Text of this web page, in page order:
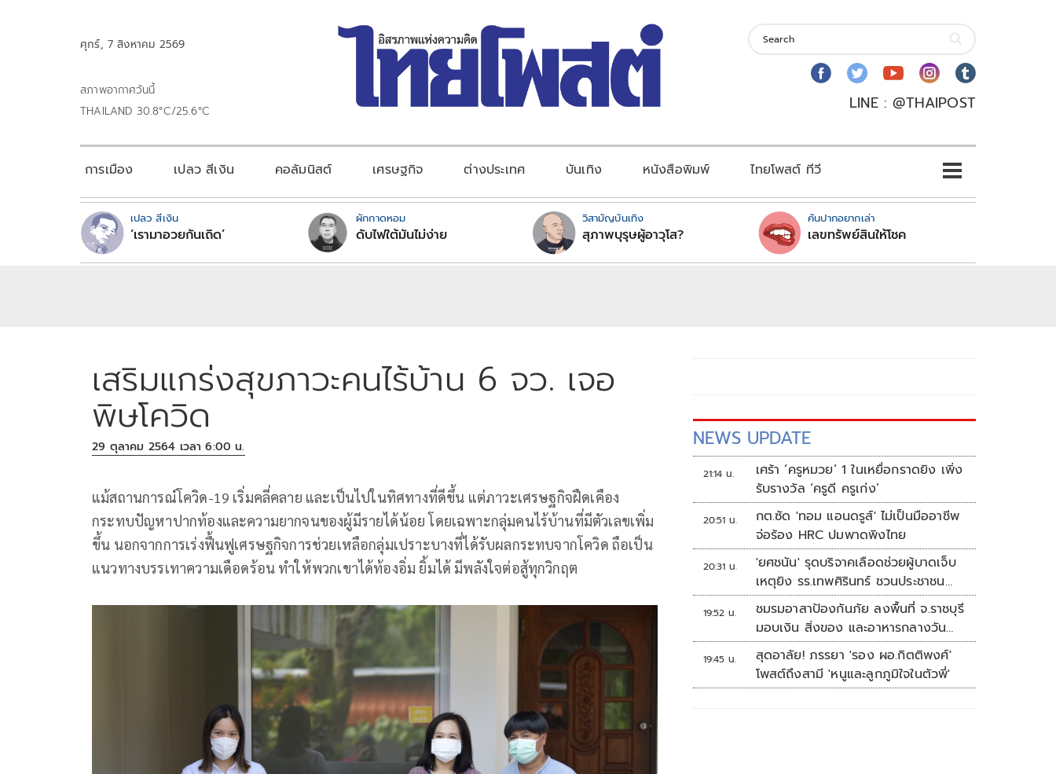
ศุกร์, 7 สิงหาคม 2569
สภาพอากาศวันนี้
THAILAND 30.8°C/25.6°C
LINE : @THAIPOST
การเมือง เปลว สีเงิน คอลัมนิสต์ เศรษฐกิจ ต่างประเทศ บันเทิง หนังสือพิมพ์ ไทยโพสต์ ทีวี
เปลว สีเงิน
‘เรามาอวยกันเถิด’
ผักกาดหอม
ดับไฟใต้มันไม่ง่าย
วิสามัญบันเทิง
สุภาพบุรุษผู้อาวุโส?
คันปากอยากเล่า
เลขทรัพย์สินให้โชค
เสริมแกร่งสุขภาวะคนไร้บ้าน 6 จว. เจอ
พิษโควิด
29 ตุลาคม 2564 เวลา 6:00 น.
แม้สถานการณ์โควิด-19 เริ่มคลี่คลาย และเป็นไปในทิศทางที่ดีขึ้น แต่ภาวะเศรษฐกิจฝืดเคือง
กระทบปัญหาปากท้องและความยากจนของผู้มีรายได้น้อย โดยเฉพาะกลุ่มคนไร้บ้านที่มีตัวเลขเพิ่ม
ขึ้น นอกจากการเร่งฟื้นฟูเศรษฐกิจการช่วยเหลือกลุ่มเปราะบางที่ได้รับผลกระทบจากโควิด ถือเป็น
แนวทางบรรเทาความเดือดร้อน ทำให้พวกเขาได้ท้องอิ่ม ยิ้มได้ มีพลังใจต่อสู้ทุกวิกฤต
NEWS UPDATE
21:14 น.
เศร้า ‘ครูหมวย’ 1 ในเหยื่อกราดยิง เพิ่ง
รับรางวัล ‘ครูดี ครูเก่ง’
20:51 น.
กต.ซัด 'ทอม แอนดรูส์' ไม่เป็นมืออาชีพ
จ่อร้อง HRC ปมพาดพิงไทย
20:31 น.
'ยศชนัน' รุดบริจาคเลือดช่วยผู้บาดเจ็บ
เหตุยิง รร.เทพศิรินทร์ ชวนประชาชน
ร่วมบริจาค
19:52 น.
ชมรมอาสาป้องกันภัย ลงพื้นที่ จ.ราชบุรี
มอบเงิน สิ่งของ และอาหารกลางวัน
แก่โรงเรียนบ้านหนองน้ำใส
19:45 น.
สุดอาลัย! ภรรยา 'รอง ผอ.กิตติพงศ์'
โพสต์ถึงสามี 'หนูและลูกภูมิใจในตัวพี่'